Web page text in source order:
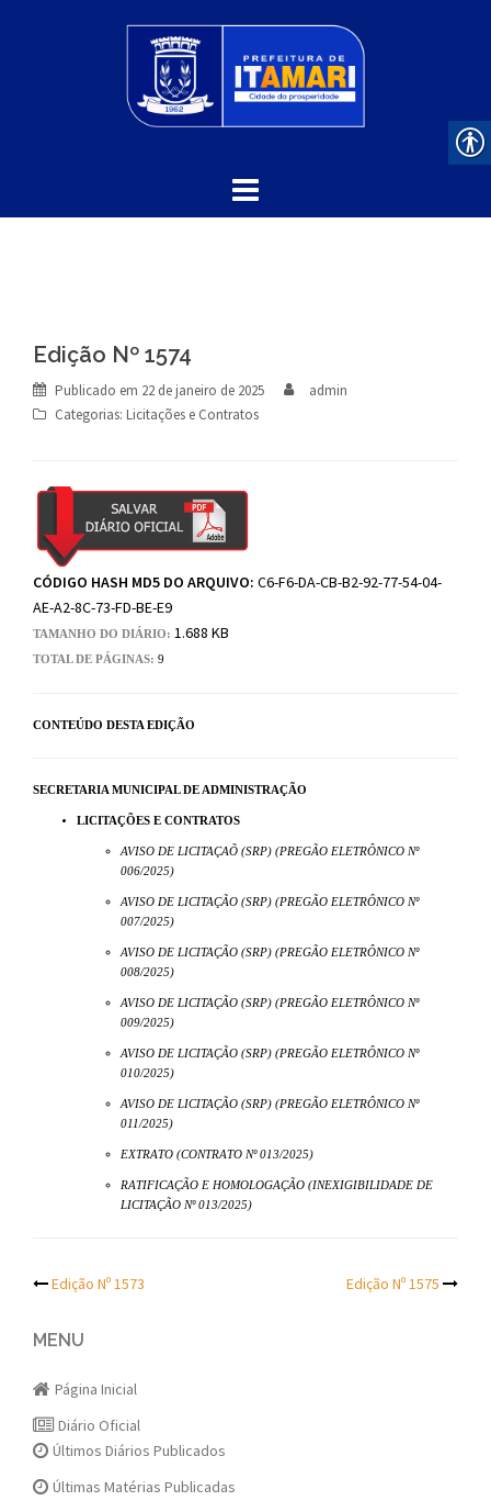
Edição Nº 1574
Publicado em 22 de janeiro de 2025
admin
Categorias: Licitações e Contratos
CÓDIGO HASH MD5 DO ARQUIVO: C6-F6-DA-CB-B2-92-77-54-04-
AE-A2-8C-73-FD-BE-E9
TAMANHO DO DIÁRIO: 1.688 KB
TOTAL DE PÁGINAS: 9
CONTEÚDO DESTA EDIÇÃO
SECRETARIA MUNICIPAL DE ADMINISTRAÇÃO
LICITAÇÕES E CONTRATOS
AVISO DE LICITAÇAÕ (SRP) (PREGÃO ELETRÔNICO Nº
006/2025)
AVISO DE LICITAÇÃO (SRP) (PREGÃO ELETRÔNICO Nº
007/2025)
AVISO DE LICITAÇÃO (SRP) (PREGÃO ELETRÔNICO Nº
008/2025)
AVISO DE LICITAÇÃO (SRP) (PREGÃO ELETRÔNICO Nº
009/2025)
AVISO DE LICITAÇÃO (SRP) (PREGÃO ELETRÔNICO Nº
010/2025)
AVISO DE LICITAÇÃO (SRP) (PREGÃO ELETRÔNICO Nº
011/2025)
EXTRATO (CONTRATO Nº 013/2025)
RATIFICAÇÃO E HOMOLOGAÇÃO (INEXIGIBILIDADE DE
LICITAÇÃO Nº 013/2025)
Post
navigation
Edição Nº 1573 Edição Nº 1575
MENU
Página Inicial
Diário Oficial
Últimos Diários Publicados
Últimas Matérias Publicadas